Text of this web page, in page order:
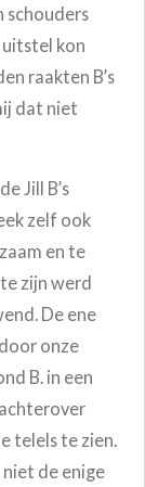
schouders
uitstel kon
raakten B’s
dat niet
Jill B’s
zelf ook
en te
zijn werd
De ene
onze
B. in een
telels te zien.
niet de enige